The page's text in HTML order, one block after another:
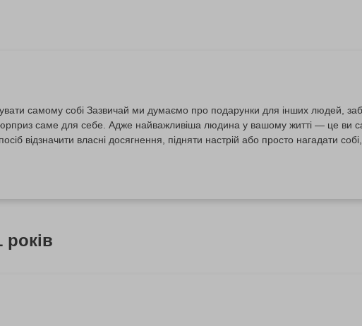
самому собі Зазвичай ми думаємо про подарунки для інших людей,
саме для себе. Адже найважливіша людина у вашому житті — це ви
відзначити власні досягнення, підняти настрій або просто нагадати
років